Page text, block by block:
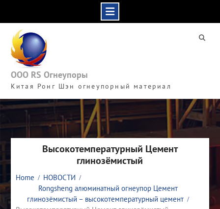
content
ООО RS Огнеупоры
Китая Ронг Шэн огнеупорный материал
Высокотемпературный Цемент
глинозёмистый
Home
НОВОСТИ
Rongsheng алюминатный огнеупор Цемент
глинозёмистый – высокотемпературный цемент